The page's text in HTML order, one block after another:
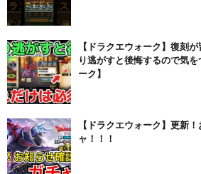
【ドラクエウォーク】復刻
り逃がすと後悔するので気
ーク】
【ドラクエウォーク】更新
ャ！！！